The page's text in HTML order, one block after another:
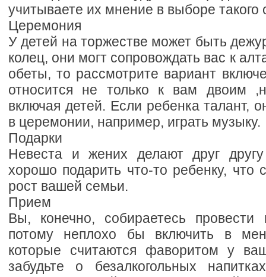
учитываете их мнение в выборе такого
Церемония
У детей на торжестве может быть
колец, они могт сопровождать вас к
обеты, то рассмотрите вариант
относится не только к вам двоим
включая детей. Если ребенка талант,
в церемонии, например, играть музыку.
Подарки
Невеста и жених делают друг
хорошо подарить что-то ребенку, что
рост вашей семьи.
Прием
Вы, конечно, собираетесь
потому неплохо бы включить в
которые считаются фаворитом у
забудьте о безалкогольных